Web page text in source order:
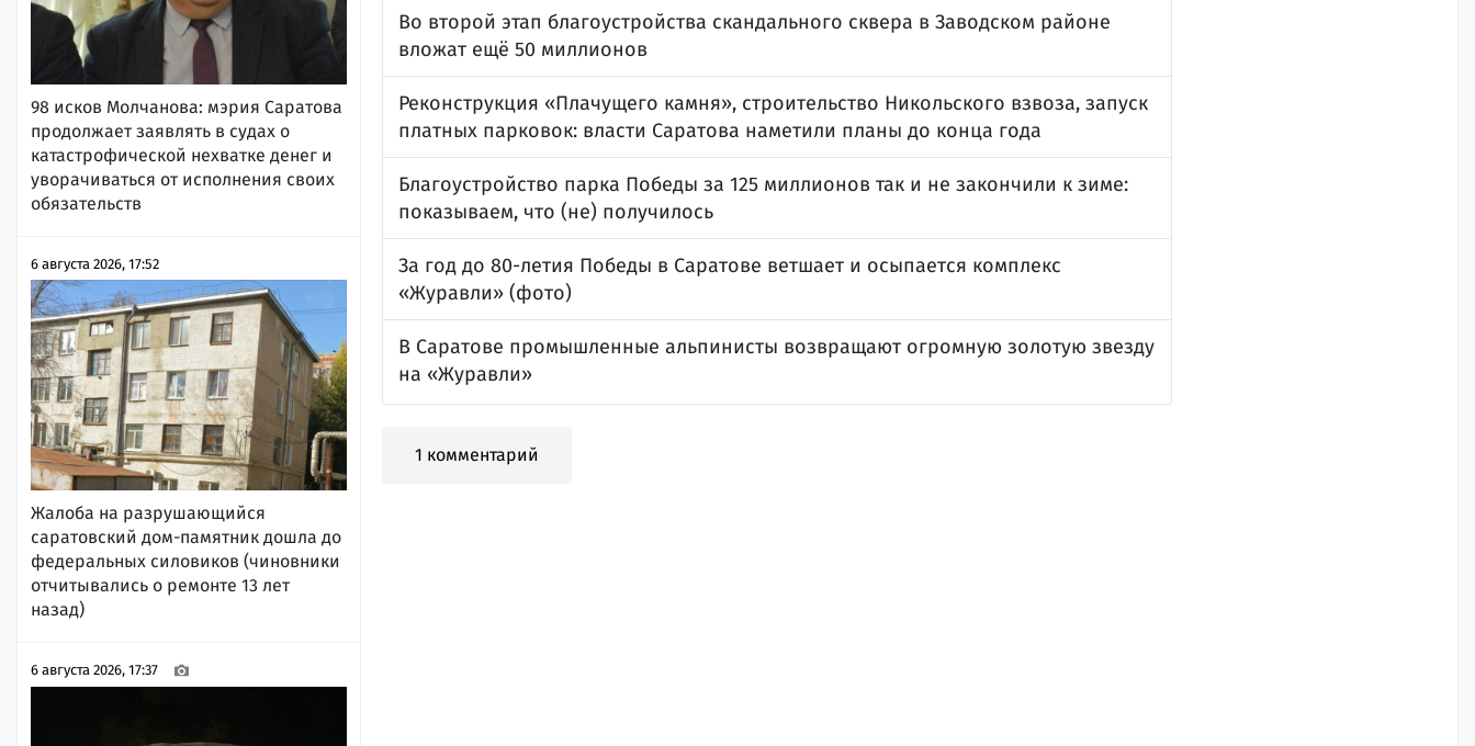
98 исков Молчанова: мэрия Саратова
продолжает заявлять в судах о
катастрофической нехватке денег и
уворачиваться от исполнения своих
обязательств
6 августа 2026, 17:52
Жалоба на разрушающийся
саратовский дом-памятник дошла до
федеральных силовиков (чиновники
отчитывались о ремонте 13 лет
назад)
6 августа 2026, 17:37
Во второй этап благоустройства скандального сквера в Заводском районе
вложат ещё 50 миллионов
Реконструкция «Плачущего камня», строительство Никольского взвоза, запуск
платных парковок: власти Саратова наметили планы до конца года
Благоустройство парка Победы за 125 миллионов так и не закончили к зиме:
показываем, что (не) получилось
За год до 80-летия Победы в Саратове ветшает и осыпается комплекс
«Журавли» (фото)
В Саратове промышленные альпинисты возвращают огромную золотую звезду
на «Журавли»
1 комментарий